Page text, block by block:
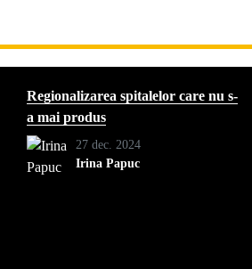
Regionalizarea spitalelor care nu s-
a mai produs
27 dec. 2024
Irina Papuc